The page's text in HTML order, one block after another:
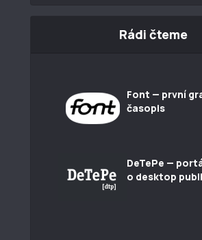
Rádi čteme
Font — první
časopis
DeTePe —
o desktop